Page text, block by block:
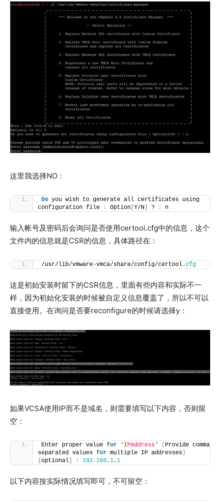
这里我选择NO：
Do you wish to generate all certificates using
configuration file
: Option [Y/N] ? : n
输入帐号及密码后会询问是否使用certool.cfg中的信息，这个
文件内的信息就是CSR的信息，具体路径在：
/usr/lib/vmware-vmca/share/config/certool.cfg
这是初始安装时留下的CSR信息，里面有些内容和实际不一
样，因为初始化安装的时候被自定义信息覆盖了，所以不可以
直接使用。在询问是否要reconfigure的时候请选择y：
如果VCSA使用IP而不是域名，则需要填写以下内容，否则留
空：
Enter proper value for 'IPAddress' ( Provide comma
separated values for multiple IP addresses )
optional : 192.168.1.1
以下内容按实际情况填写即可，不可留空：